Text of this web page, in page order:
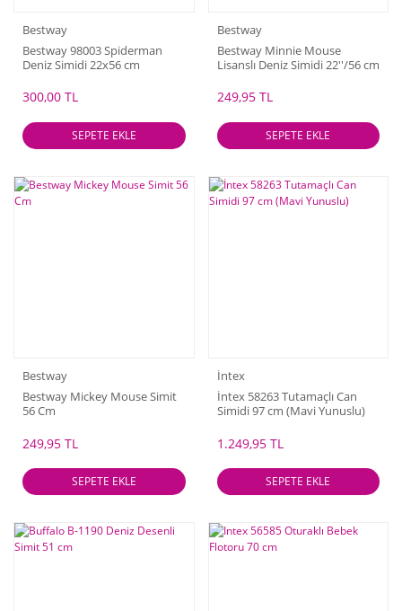
Bestway
Bestway 98003 Spiderman
Deniz Simidi 22x56 cm
300,00 TL
SEPETE EKLE
Bestway
Bestway Minnie Mouse
Lisanslı Deniz Simidi 22''/56 cm
249,95 TL
SEPETE EKLE
Bestway
Bestway Mickey Mouse Simit
56 Cm
249,95 TL
SEPETE EKLE
İntex
İntex 58263 Tutamaçlı Can
Simidi 97 cm (Mavi Yunuslu)
1.249,95 TL
SEPETE EKLE